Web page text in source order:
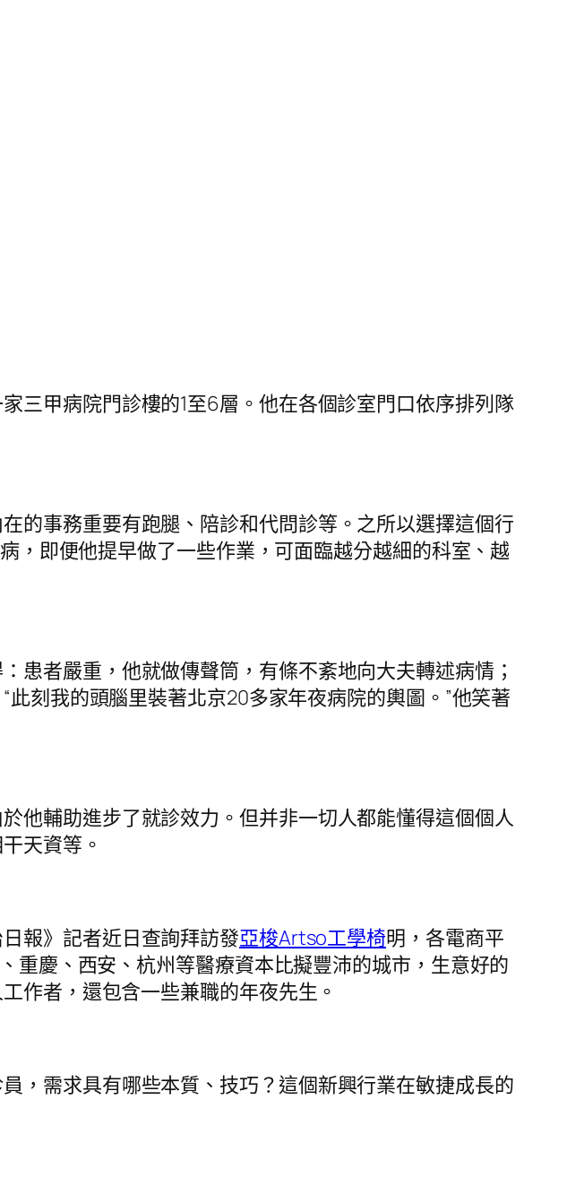
三甲病院門診樓的1至6層。他在各個診室門口依序排列隊
的事務重要有跑腿、陪診和代問診等。之所以選擇這個行
即便他提早做了一些作業，可面臨越分越細的科室、越
患者嚴重，他就做傳聲筒，有條不紊地向大夫轉述病情；
刻我的頭腦里裝著北京20多家年夜病院的輿圖。”他笑著
他輔助進步了就診效力。但并非一切人都能懂得這個個人
天資等。
報》記者近日查詢拜訪發亞梭Artso工學椅明，各電商平
重慶、西安、杭州等醫療資本比擬豐沛的城市，生意好的
作者，還包含一些兼職的年夜先生。
，需求具有哪些本質、技巧？這個新興行業在敏捷成長的